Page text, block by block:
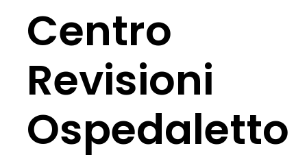
Centro
Revisioni
Ospedaletto